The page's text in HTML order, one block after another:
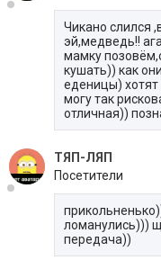
Чикано слился
эй,медведь!!
мамку
кушать)) как
еденицы) хотят
могу так
отличная))
ТЯП-ЛЯП
Посетители
ломанулись)))
передача))